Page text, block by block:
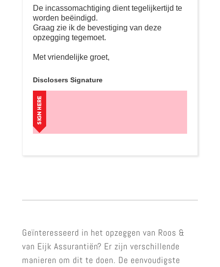
De incassomachtiging dient tegelijkertijd te
worden beëindigd.
Graag zie ik de bevestiging van deze
opzegging tegemoet.
Met vriendelijke groet,
Disclosers Signature
Geïnteresseerd in het opzeggen van Roos &
van Eijk Assurantiën? Er zijn verschillende
manieren om dit te doen. De eenvoudigste